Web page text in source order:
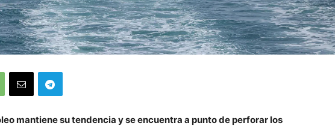
mantiene su tendencia y se encuentra a punto de perforar los